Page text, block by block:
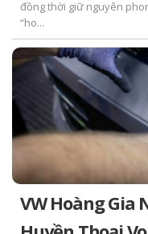
đồng thời giữ nguyên
“ho...
VW Hoàng Gia